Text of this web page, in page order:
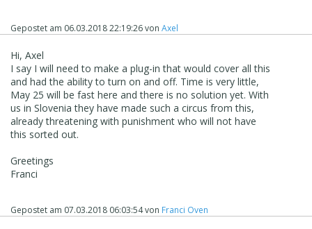
Gepostet am 06.03.2018 22:19:26von Axel
Hi, Axel
I say I will need to make a plug-in that would cover all this
and had the ability to turn on and off. Time is very little,
May 25 will be fast here and there is no solution yet. With
us in Slovenia they have made such a circus from this,
already threatening with punishment who will not have
this sorted out.
Greetings
Franci
Gepostet am 07.03.2018 06:03:54von Franci Oven